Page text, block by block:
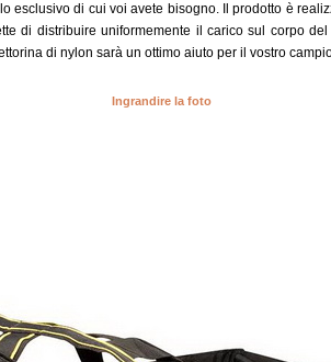
esclusivo di cui voi avete bisogno. Il prodotto è
di distribuire uniformemente il carico sul corpo
di nylon sarà un ottimo aiuto per il vostro
Ingrandire la foto